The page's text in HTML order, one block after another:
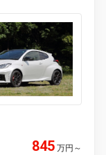
845 万円 ～